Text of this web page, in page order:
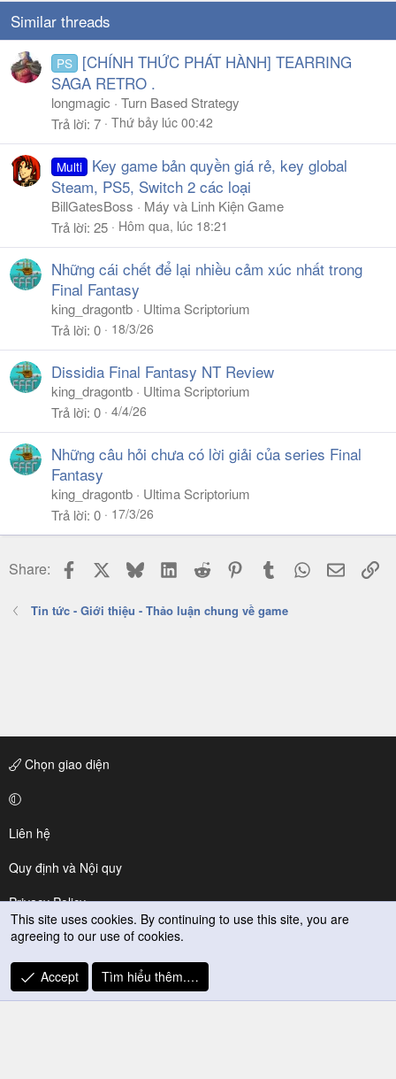
Similar threads
PS
[CHÍNH THỨC PHÁT HÀNH] TEARRING
SAGA RETRO .
longmagic
Turn Based Strategy
Trả lời 7 Thứ bảy lúc 00:42
Multi
Key game bản quyền giá rẻ, key global
Steam, PS5, Switch 2 các loại
BillGatesBoss
Máy và Linh Kiện Game
Trả lời 25 Hôm qua, lúc 18:21
Những cái chết để lại nhiều cảm xúc nhất trong
Final Fantasy
king_dragontb
Ultima Scriptorium
Trả lời 0 18/3/26
Dissidia Final Fantasy NT Review
king_dragontb
Ultima Scriptorium
Trả lời 0 4/4/26
Những câu hỏi chưa có lời giải của series Final
Fantasy
king_dragontb
Ultima Scriptorium
Trả lời 0 17/3/26
Share: Facebook BlueskyLinkedIn
Reddit PinterestTumblr WhatsApp
Email
Tin tức - Giới thiệu - Thảo luận chung về game
Chọn giao diện
Liên hệ
Quy định và Nội quy
Privacy Policy
Trợ giúp
R
S
This site uses cookies. By continuing to use this site, you are
agreeing to our use of cookies.
Accept Tìm hiểu thêm.…